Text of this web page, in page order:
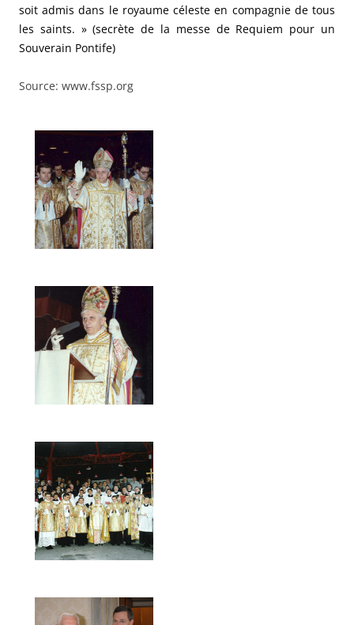
soit admis dans le royaume céleste en compagnie de tous
les saints. » (secrète de la messe de Requiem pour un
Souverain Pontife)
Source: www.fssp.org